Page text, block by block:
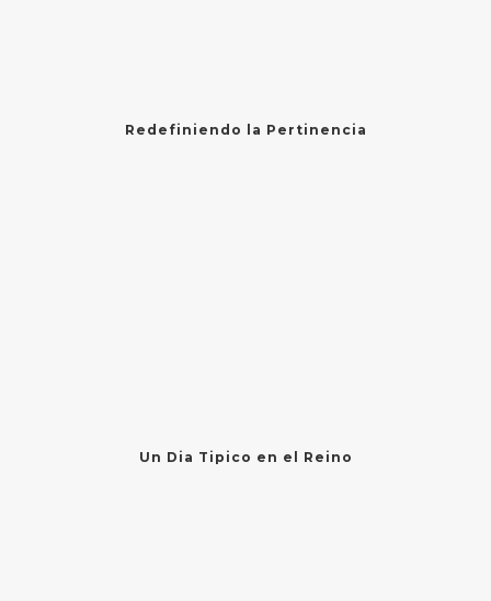
Redefiniendo la Pertinencia
Un Dia Tipico en el Reino